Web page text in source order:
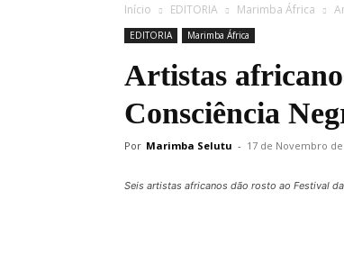
Início EDITORIA Marimba África
EDITORIA Marimba África
Artistas
Consciência
Por Marimba Selutu - 17 de Novembro de
Seis artistas africanos dão rosto ao Festival